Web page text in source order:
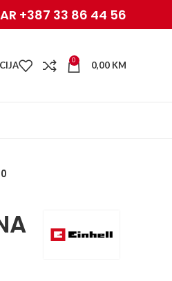
+387 33 86 44 56
0 0,00 KM